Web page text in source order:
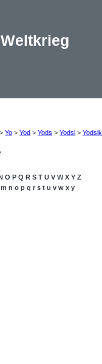
>Yo >Yod >Yods >Yodsl >Yodslk
O P Q R S T U V W X Y Z
m n o p q r s t u v w x y